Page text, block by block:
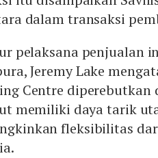
dalam transaksi
pelaksana penjualan
Jeremy Lake
Centre
memiliki daya tarik
fleksibilitas